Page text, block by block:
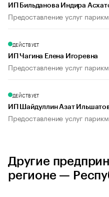
ИП Бильданова Индира
Предоставление услуг
ДЕЙСТВУЕТ
ИП Чагина Елена Игоревна
Предоставление услуг
ДЕЙСТВУЕТ
ИП Шайдуллин Азат
Предоставление услуг
Другие
регионе —